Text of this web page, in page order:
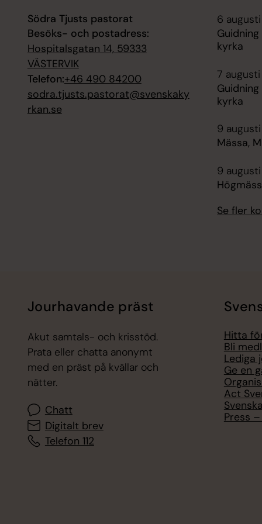
Södra Tjusts pastorat
Besöks- och postadress:
Hospitalsgatan 14, 59333
VÄSTERVIK
Telefon:+46 490 84200
sodra.tjusts.pastorat@svenskaky
rkan.se
6 augusti
kyrka
7 augusti
kyrka
9
Mässa,
9 augusti
Se fler
Jourhavande präst
Akut samtals- och krisstöd.
Prata eller chatta anonymt
med en präst på kvällar och
nätter.
Chatt
Digitalt brev
Telefon 112
Hitta
Bli
Lediga
Ge en
Act
Press